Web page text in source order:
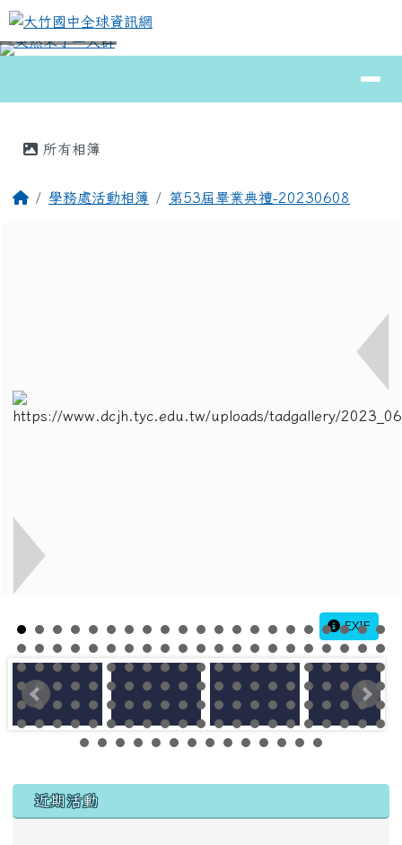
跳至主內容區
大竹國中全球資訊網
⏸
所有相簿
回首頁學務處活動相簿 第53屆畢業典禮-20230608
EXIF
左邊區域內容
近期活動